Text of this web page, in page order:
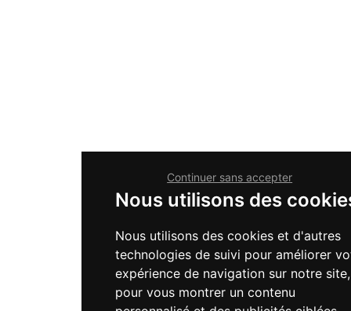
Nous utilisons des
Nous utilisons des cookies et d'autres
technologies de suivi pour améliorer
expérience de navigation sur notre site,
pour vous montrer un contenu
Continuer sans accepter